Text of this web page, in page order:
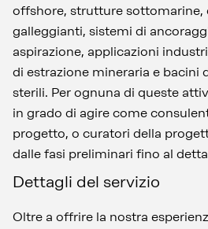
offshore, strutture
galleggianti, sistemi di
aspirazione, applicazioni
di estrazione mineraria e bacini
sterili. Per ognuna di queste
in grado di agire come
progetto, o curatori della
dalle fasi preliminari fino al
Dettagli del servizio
Oltre a offrire la nostra